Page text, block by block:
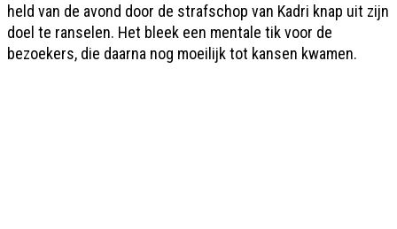
held van de avond door de strafschop van Kadri knap uit zijn
doel te ranselen. Het bleek een mentale tik voor de
bezoekers, die daarna nog moeilijk tot kansen kwamen.